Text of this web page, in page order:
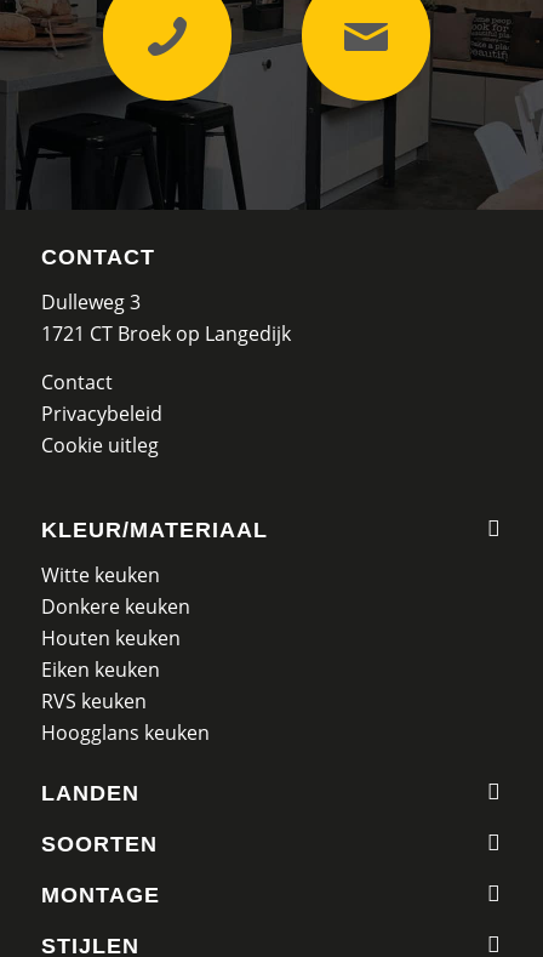
CONTACT
Dulleweg 3
1721 CT Broek op Langedijk
Contact
Privacybeleid
Cookie uitleg
KLEUR/MATERIAAL
Witte keuken
Donkere keuken
Houten keuken
Eiken keuken
RVS keuken
Hoogglans keuken
LANDEN
SOORTEN
MONTAGE
STIJLEN